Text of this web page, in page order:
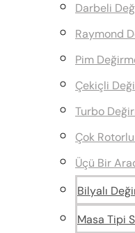
Darbeli
Raymond
Pim
Çekiçli
Turbo
Çok
Üçü Bir
Bilyalı
Masa Tipi